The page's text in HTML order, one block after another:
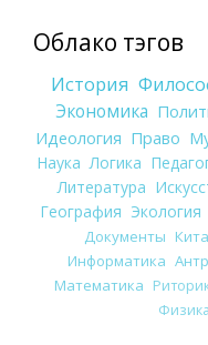
Облако тэгов
История
Экономика
Идеология Право
Наука Логика
Литература
География Экология
Документы
Информатика
Математика
Физика